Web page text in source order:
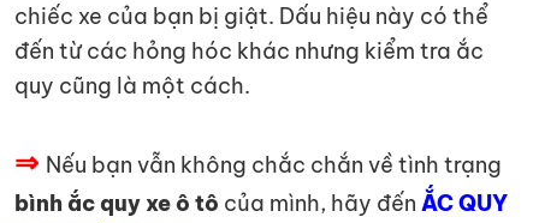
chiếc xe của bạn bị giật. Dấu hiệu này có thể
đến từ các hỏng hóc khác nhưng kiểm tra ắc
quy cũng là một cách.
⇒ Nếu bạn vẫn không chắc chắn về tình trạng
bình ắc quy xe ô tô của mình, hãy đến ẮC QUY